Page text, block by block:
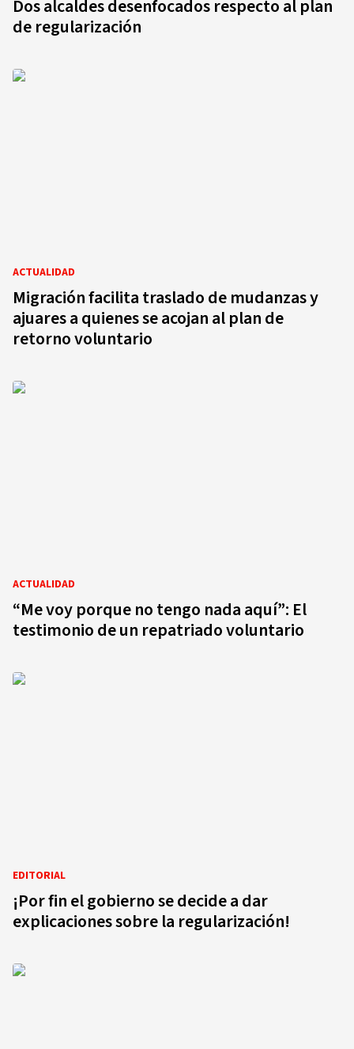
Dos alcaldes desenfocados respecto al plan
de regularización
ACTUALIDAD
Migración facilita traslado de mudanzas y
ajuares a quienes se acojan al plan de
retorno voluntario
ACTUALIDAD
“Me voy porque no tengo nada aquí”: El
testimonio de un repatriado voluntario
EDITORIAL
¡Por fin el gobierno se decide a dar
explicaciones sobre la regularización!